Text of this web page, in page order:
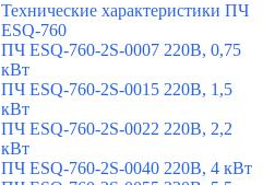
Технические характеристики ПЧ
ESQ-760
ПЧ ESQ-760-2S-0007 220В, 0,75
кВт
ПЧ ESQ-760-2S-0015 220В, 1,5
кВт
ПЧ ESQ-760-2S-0022 220В, 2,2
кВт
ПЧ ESQ-760-2S-0040 220В, 4 кВт